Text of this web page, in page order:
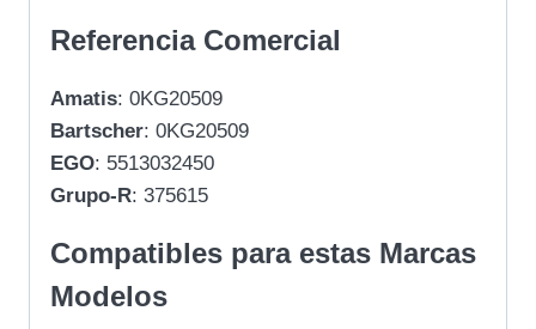
Referencia Comercial
Amatis: 0KG20509
Bartscher: 0KG20509
EGO: 5513032450
Grupo-R: 375615
Compatibles para estas Marcas
Modelos